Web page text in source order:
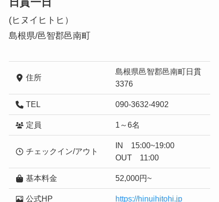
(ヒヌイヒトヒ）
島根県/邑智郡邑南町
住所
島根県邑智郡邑南町日貫
3376
TEL 090-3632-4902
定員 1～6名
チェックイン/アウト
IN 15:00~19:00
OUT 11:00
基本料金 52,000円~
公式HP https://hinuihitohi.jp